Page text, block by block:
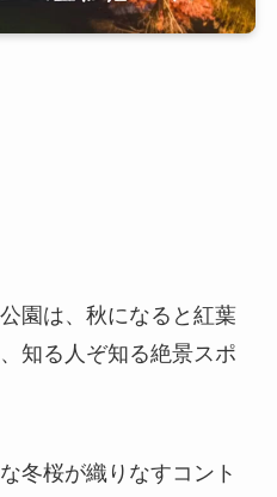
園は、秋になると紅葉
知る人ぞ知る絶景スポ
冬桜が織りなすコント